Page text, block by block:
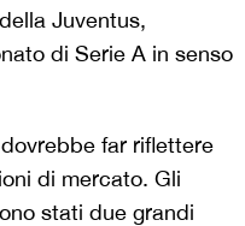
Juventus,
di Serie A in senso
far riflettere
di mercato. Gli
stati due grandi